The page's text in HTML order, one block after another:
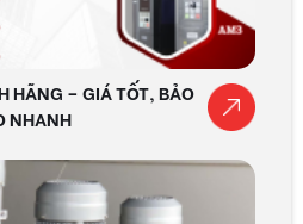
HÃNG – GIÁ TỐT, BẢO
NHANH